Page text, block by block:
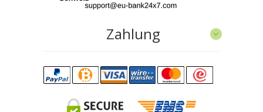
Zahlung